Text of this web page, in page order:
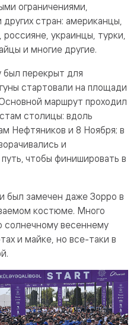
ограничениями,
стран: американцы,
украинцы, турки,
и многие другие.
был перекрыт для
стартовали на площади
маршрут проходил
столицы: вдоль
Нефтяников и 8 Ноября; в
и
чтобы финишировать в
был замечен даже Зорро в
костюме. Много
солнечному весеннему
и майке, но все-таки в